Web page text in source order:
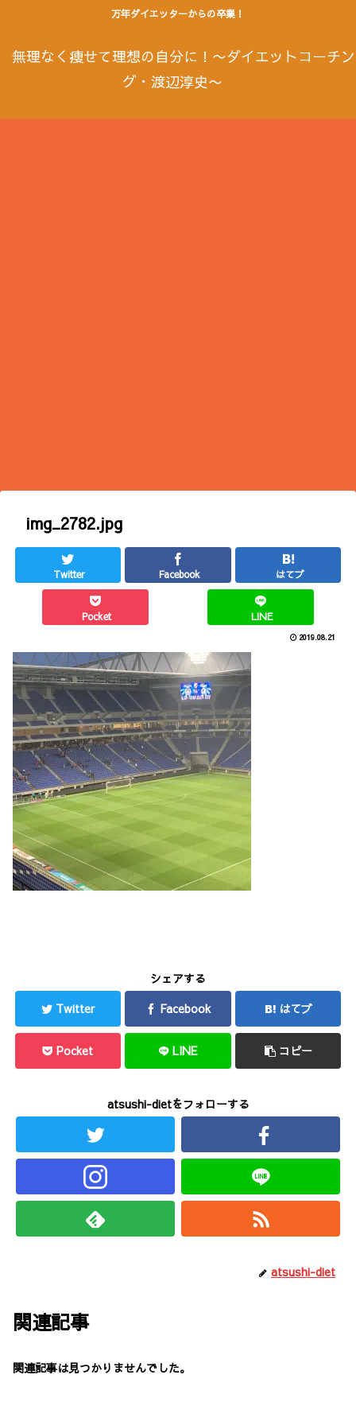
万年ダイエッターからの卒業！
無理なく痩せて理想の自分に！〜ダイエットコーチン
グ・渡辺淳史〜
img_2782.jpg
Twitter Facebook はてブ
Pocket LINE
2019.08.21
シェアする
Twitter
Facebook はてブ
Pocket LINE コピー
atsushi-dietをフォローする
atsushi-diet
関連記事
関連記事は見つかりませんでした。